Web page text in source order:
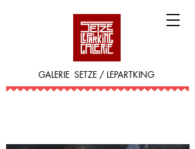
GALERIE SETZE / LEPARTKING